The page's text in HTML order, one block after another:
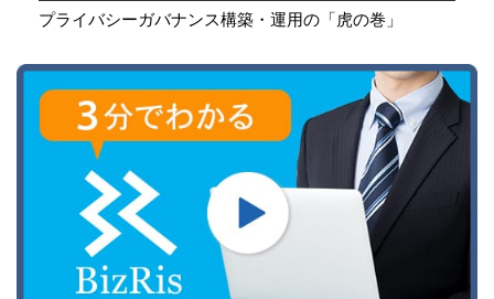
プライバシーガバナンス構築・運用の「虎の巻」